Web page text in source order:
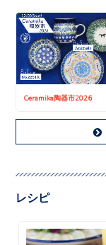
Ceramika陶器市2026
レシピ